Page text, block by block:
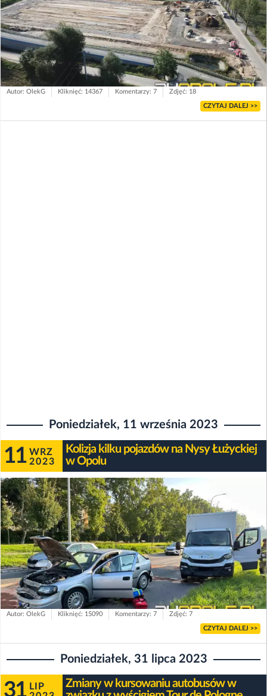
Autor: OlekG Kliknięć: 14367 Komentarzy: 7 Zdjęć: 18
CZYTAJ DALEJ >>
Poniedziałek, 11 września 2023
11 WRZ
2023
Kolizja kilku pojazdów na Nysy Łużyckiej
w Opolu
Autor: OlekG Kliknięć: 15090 Komentarzy: 7 Zdjęć: 7
CZYTAJ DALEJ >>
Poniedziałek, 31 lipca 2023
31 LIP
Zmiany w kursowaniu autobusów w